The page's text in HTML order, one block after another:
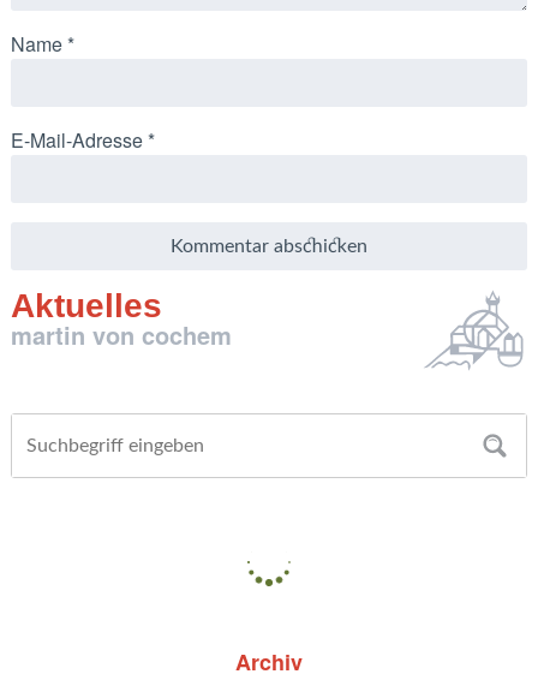
Name *
E-Mail-Adresse *
Aktuelles
martin von cochem
Archiv